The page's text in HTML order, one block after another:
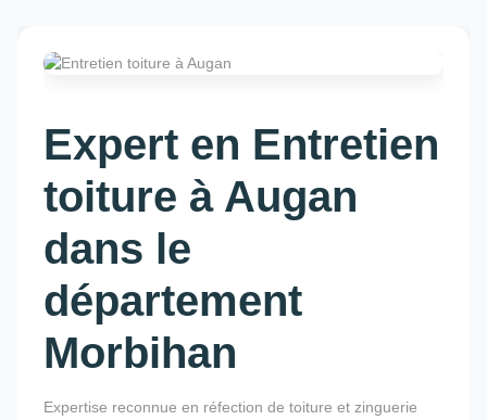
Expert en Entretien
toiture à Augan
dans le
département
Morbihan
Expertise reconnue en réfection de toiture et zinguerie